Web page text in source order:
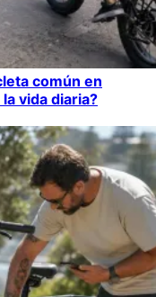
común en
vida diaria?